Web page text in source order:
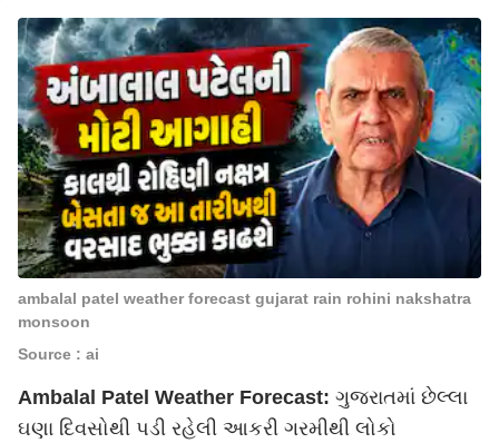
ambalal patel weather forecast gujarat rain rohini nakshatra
monsoon
Source : ai
Ambalal Patel Weather Forecast: ગુજરાતમાં છેલ્લા
ઘણા દિવસોથી પડી રહેલી આકરી ગરમીથી લોકો